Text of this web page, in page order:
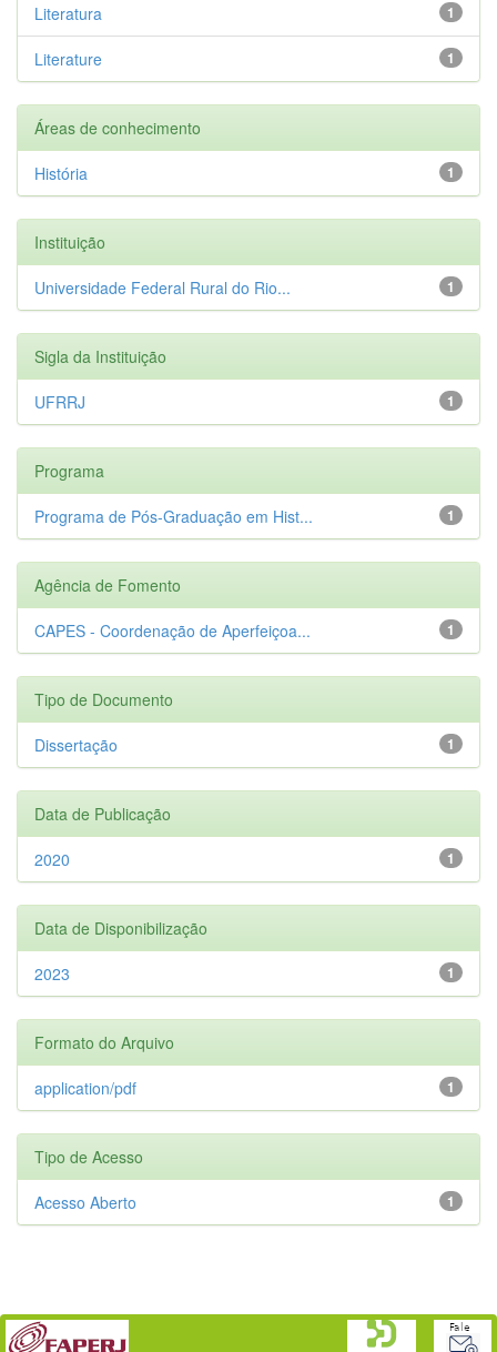
1
Literatura
1
Literature
Áreas de conhecimento
1
História
Instituição
1
Universidade Federal Rural do Rio...
Sigla da Instituição
1
UFRRJ
Programa
1
Programa de Pós-Graduação em Hist...
Agência de Fomento
1
CAPES - Coordenação de Aperfeiçoa...
Tipo de Documento
1
Dissertação
Data de Publicação
1
2020
Data de Disponibilização
1
2023
Formato do Arquivo
1
application/pdf
Tipo de Acesso
1
Acesso Aberto